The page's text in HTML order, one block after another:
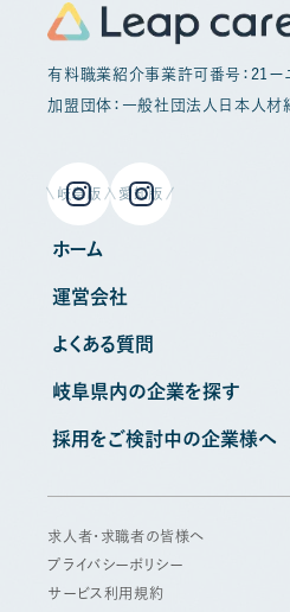
有料職業紹介事業許可番号：21ー
加盟団体：一般社団法人日本人材
岐阜版 愛知版
ホーム
運営会社
よくある質問
岐阜県内の企業を探す
採用をご検討中の企業様へ
求人者・求職者の皆様へ
プライバシーポリシー
サービス利用規約